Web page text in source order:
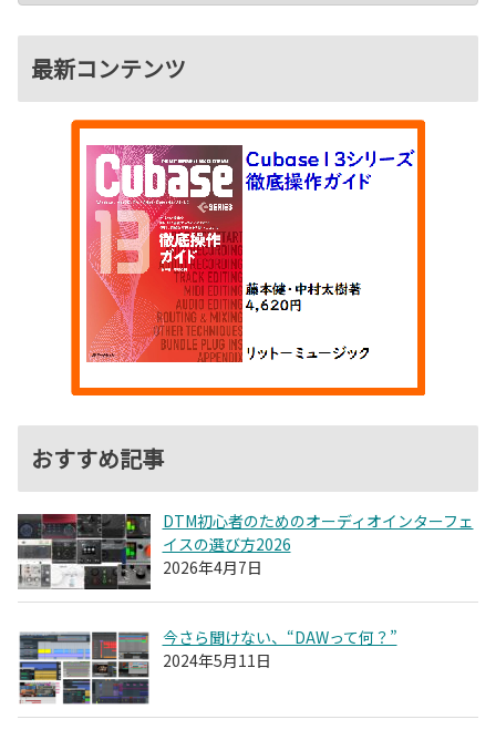
最新コンテンツ
おすすめ記事
DTM初心者のためのオーディオインターフェ
イスの選び方2026
2026年4月7日
今さら聞けない、“DAWって何？”
2024年5月11日